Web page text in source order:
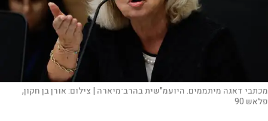
מכתבי דאגה מיתממים. היועמ"שית בהרב־מיארה | צילום:אורן בן חקון,
פלאש 90